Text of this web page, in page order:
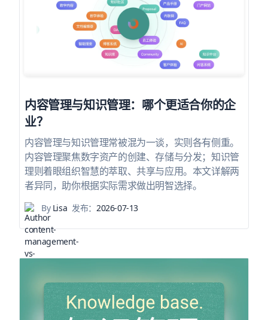
内容管理与知识管理：哪个更适合你的企
业？
内容管理与知识管理常被混为一谈，实则各有侧重。
内容管理聚焦数字资产的创建、存储与分发；知识管
理则着眼组织智慧的萃取、共享与应用。本文详解两
者异同，助你根据实际需求做出明智选择。
ByLisa 发布： 2026-07-13